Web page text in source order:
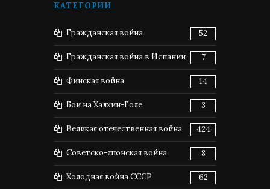
КАТЕГОРИИ
Гражданская война 52
Гражданская война в Испании 7
Финская война 14
Бои на Халхин-Голе 3
Великая отечественная война 424
Советско-японская война 8
Холодная война СССР 62